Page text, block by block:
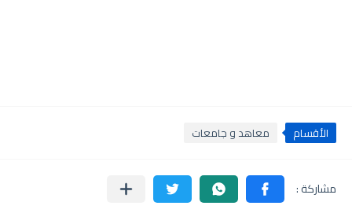
الأقسام معاهد و جامعات